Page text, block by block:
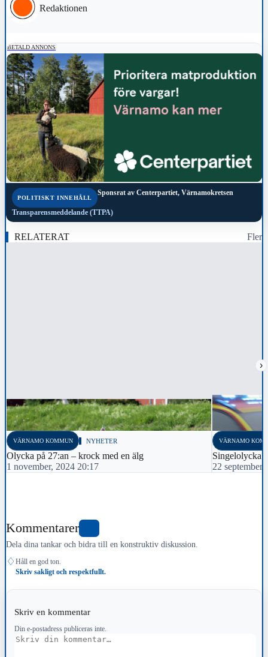
Redaktionen
BETALD ANNONS
POLITISKT INNEHÅLL
Sponsrat av Centerpartiet, Värnamokretsen
Transparensmeddelande (TTPA)
RELATERAT Fler
›
VÄRNAMO KOMMUN NYHETER
Olycka på 27:an – krock med en älg
1 november, 2024 20:17
VÄRNAMO
Singelolycka
22
Kommentarer
Dela dina tankar och bidra till en konstruktiv diskussion.
♢ Håll en god ton.
Skriv sakligt och respektfullt.
Skriv en kommentar
Din e-postadress publiceras inte.
Kommentar